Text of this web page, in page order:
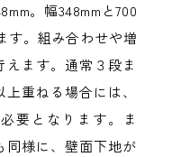
。幅348mmと700
す。組み合わせや増
ます。通常３段ま
重ねる場合には、
要となります。ま
同様に、壁面下地が